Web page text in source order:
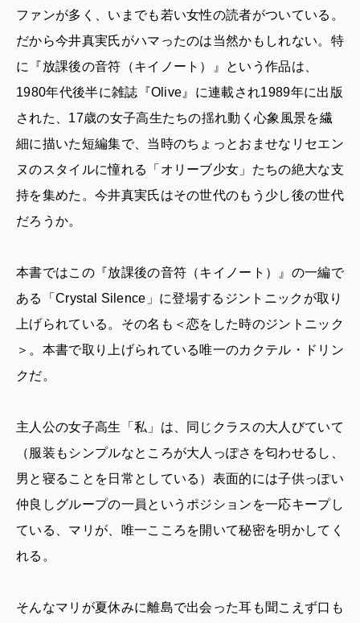
ファンが多く、いまでも若い女性の読者がついている。
だから今井真実氏がハマったのは当然かもしれない。特
に『放課後の音符（キイノート）』という作品は、
1980年代後半に雑誌『Olive』に連載され1989年に出版
された、17歳の女子高生たちの揺れ動く心象風景を繊
細に描いた短編集で、当時のちょっとおませなリセエン
ヌのスタイルに憧れる「オリーブ少女」たちの絶大な支
持を集めた。今井真実氏はその世代のもう少し後の世代
だろうか。
本書ではこの『放課後の音符（キイノート）』の一編で
ある「Crystal Silence」に登場するジントニックが取り
上げられている。その名も＜恋をした時のジントニック
＞。本書で取り上げられている唯一のカクテル・ドリン
クだ。
主人公の女子高生「私」は、同じクラスの大人びていて
（服装もシンプルなところが大人っぽさを匂わせるし、
男と寝ることを日常としている）表面的には子供っぽい
仲良しグループの一員というポジションを一応キープし
ている、マリが、唯一こころを開いて秘密を明かしてく
れる。
そんなマリが夏休みに離島で出会った耳も聞こえず口も